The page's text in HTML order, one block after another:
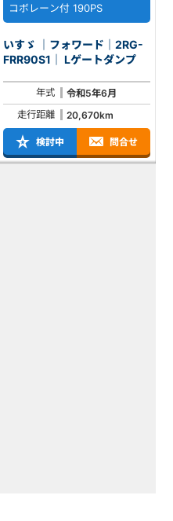
コボレーン付 190PS
いすゞ ｜フォワード｜2RG-
FRR90S1｜ Lゲートダンプ
年式
令和5年6月
走行距離
20,670km
検討中 問合せ